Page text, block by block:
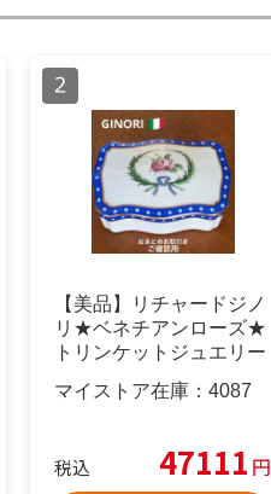
【美品】リチャードジノ
リ★ベネチアンローズ★
トリンケットジュエリー
マイストア在庫： 4087
税込 47111 円